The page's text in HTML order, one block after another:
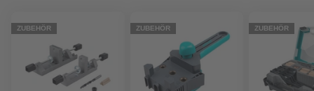
ZUBEHÖR ZUBEHÖR ZUBEHÖR